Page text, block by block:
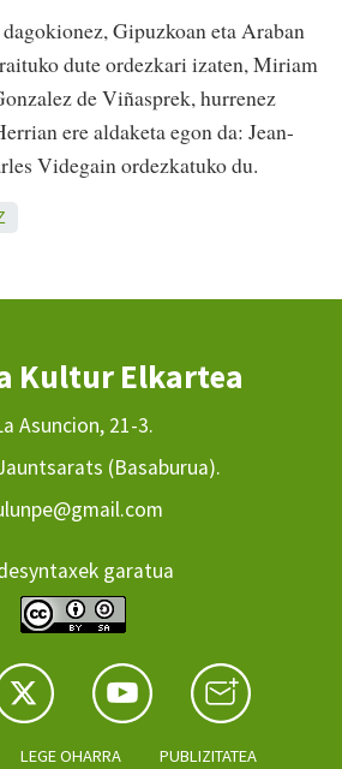
Gipuzkoan eta Araban
dute ordezkari izaten, Miriam
de Viñasprek, hurrenez
ere aldaketa egon da: Jean-
Videgain ordezkatuko du.
Kultur Elkartea
Asuncion, 21-3.
(Basaburua).
garatua
LEGE OHARRA PUBLIZITATEA